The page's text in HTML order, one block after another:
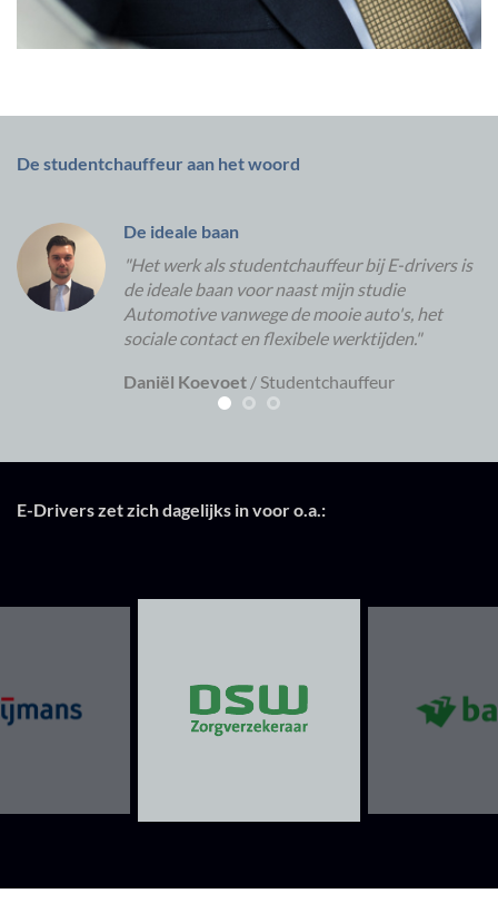
De studentchauffeur aan het woord
De ideale baan
"Het werk als studentchauffeur bij E-drivers is
de ideale baan voor naast mijn studie
Automotive vanwege de mooie auto's, het
sociale contact en flexibele werktijden."
Daniël Koevoet / Studentchauffeur
E-Drivers zet zich dagelijks in voor o.a.: